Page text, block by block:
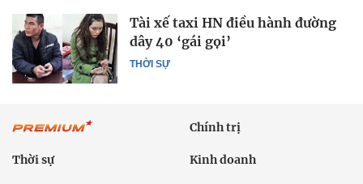
THỜI SỰ
Tài xế taxi HN điều hành đường
dây 40 ‘gái gọi’
Chính trị
Thời sự Kinh doanh